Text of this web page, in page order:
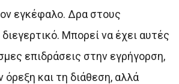
εγκέφαλο. Δρα στους
διεγερτικό. Μπορεί να έχει αυτές
επιδράσεις στην εγρήγορση,
όρεξη και τη διάθεση, αλλά